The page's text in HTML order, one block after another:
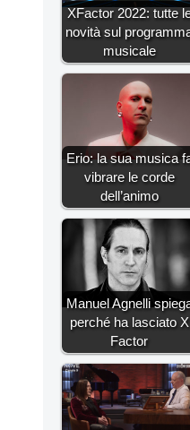
XFactor 2022: tutte
novità sul
musicale
Erio: la sua musica
vibrare le corde
dell’animo
Manuel Agnelli
perché ha lasciato X
Factor